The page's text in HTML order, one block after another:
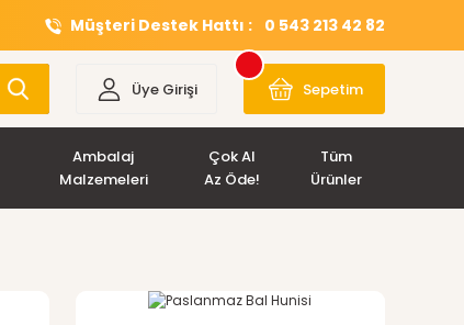
Müşteri Destek Hattı : 0 543 213 42 82
Üye Girişi Sepetim
Ambalaj
Malzemeleri
Çok Al
Az Öde!
Tüm
Ürünler